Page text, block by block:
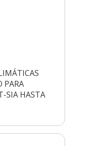
PARA
SIA HASTA